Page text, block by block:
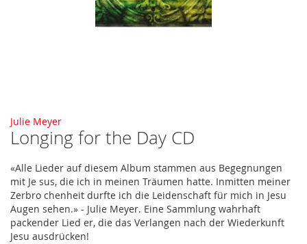
Julie Meyer
Longing for the Day CD
«Alle Lieder auf diesem Album stammen aus Begegnungen
mit Je sus, die ich in meinen Träumen hatte. Inmitten meiner
Zerbro chenheit durfte ich die Leidenschaft für mich in Jesu
Augen sehen.» - Julie Meyer. Eine Sammlung wahrhaft
packender Lied er, die das Verlangen nach der Wiederkunft
Jesu ausdrücken!
Zum
Anfang
der
Bildergalerie
springen